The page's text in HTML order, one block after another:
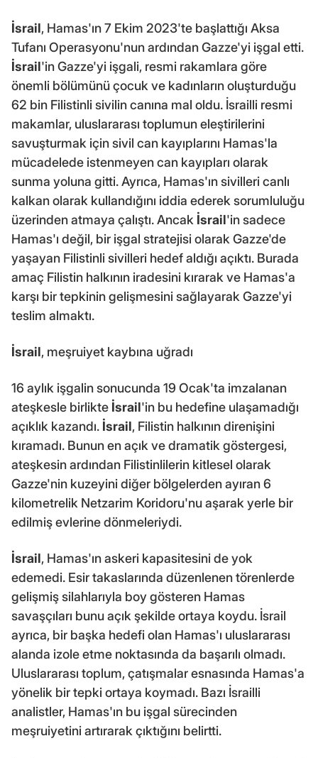
İsrail, Hamas'ın 7 Ekim 2023'te başlattığı Aksa
Tufanı Operasyonu'nun ardından Gazze'yi işgal etti.
İsrail'in Gazze'yi işgali, resmi rakamlara göre
önemli bölümünü çocuk ve kadınların oluşturduğu
62 bin Filistinli sivilin canına mal oldu. İsrailli resmi
makamlar, uluslararası toplumun eleştirilerini
savuşturmak için sivil can kayıplarını Hamas'la
mücadelede istenmeyen can kayıpları olarak
sunma yoluna gitti. Ayrıca, Hamas'ın sivilleri canlı
kalkan olarak kullandığını iddia ederek sorumluluğu
üzerinden atmaya çalıştı. Ancak İsrail'in sadece
Hamas'ı değil, bir işgal stratejisi olarak Gazze'de
yaşayan Filistinli sivilleri hedef aldığı açıktı. Burada
amaç Filistin halkının iradesini kırarak ve Hamas'a
karşı bir tepkinin gelişmesini sağlayarak Gazze'yi
teslim almaktı.
İsrail, meşruiyet kaybına uğradı
16 aylık işgalin sonucunda 19 Ocak'ta imzalanan
ateşkesle birlikte İsrail'in bu hedefine ulaşamadığı
açıklık kazandı. İsrail, Filistin halkının direnişini
kıramadı. Bunun en açık ve dramatik göstergesi,
ateşkesin ardından Filistinlilerin kitlesel olarak
Gazze'nin kuzeyini diğer bölgelerden ayıran 6
kilometrelik Netzarim Koridoru'nu aşarak yerle bir
edilmiş evlerine dönmeleriydi.
İsrail, Hamas'ın askeri kapasitesini de yok
edemedi. Esir takaslarında düzenlenen törenlerde
gelişmiş silahlarıyla boy gösteren Hamas
savaşçıları bunu açık şekilde ortaya koydu. İsrail
ayrıca, bir başka hedefi olan Hamas'ı uluslararası
alanda izole etme noktasında da başarılı olmadı.
Uluslararası toplum, çatışmalar esnasında Hamas'a
yönelik bir tepki ortaya koymadı. Bazı İsrailli
analistler, Hamas'ın bu işgal sürecinden
meşruiyetini artırarak çıktığını belirtti.